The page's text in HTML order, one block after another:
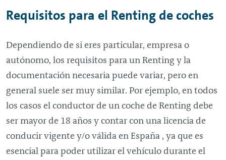
Requisitos para el Renting de coches
Dependiendo de si eres particular, empresa o
autónomo, los requisitos para unRenting y la
documentación necesaria puede variar, pero en
general suele ser muy similar. Por ejemplo, en todos
los casos el conductor de un coche de Renting debe
ser mayor de 18 años y contar con una licencia de
conducir vigente y/o válida en España , ya que es
esencial para poder utilizar el vehículo durante el